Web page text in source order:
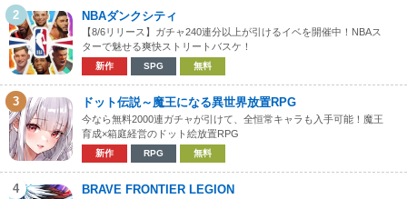
2 NBAダンクシティ
【8/6リリース】ガチャ240連分以上が引けるイベを開催中！NBAス
ターで魅せる爽快ストリートバスケ！
新作 SPG 無料
3 ドット伝説～魔王になる異世界放置RPG
今なら無料2000連ガチャが引けて、全恒常キャラも入手可能！魔王
育成×箱庭経営のドット絵放置RPG
新作 RPG 無料
4 BRAVE FRONTIER LEGION